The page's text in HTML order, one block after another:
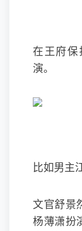
在王府保
演。
比如男主
文官舒景
杨薄潇扮